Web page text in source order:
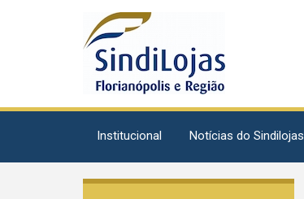
Institucional Notícias do Sindilojas